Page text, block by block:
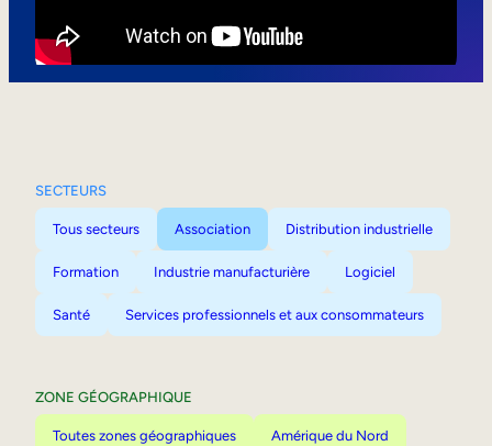
SECTEURS
Tous secteurs Association Distribution industrielle
Formation Industrie manufacturière Logiciel
Santé Services professionnels et aux consommateurs
ZONE GÉOGRAPHIQUE
Toutes zones géographiques Amérique du Nord